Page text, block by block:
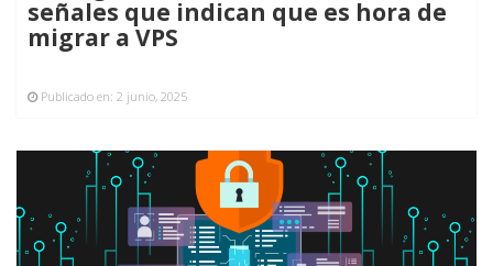
señales que indican que es hora de
migrar a VPS
Publicado en: 2 junio, 2025